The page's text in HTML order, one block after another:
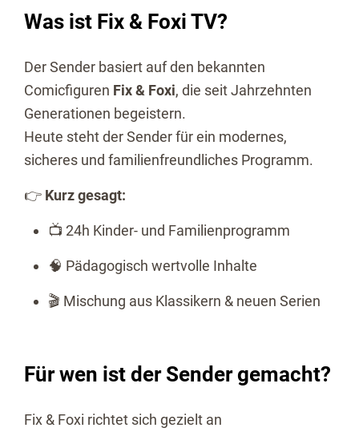
Was ist Fix & Foxi TV?
Der Sender basiert auf den bekannten
Comicfiguren Fix & Foxi, die seit Jahrzehnten
Generationen begeistern.
Heute steht der Sender für ein modernes,
sicheres und familienfreundliches Programm.
👉 Kurz gesagt:
📺 24h Kinder- und Familienprogramm
🧠 Pädagogisch wertvolle Inhalte
🎬 Mischung aus Klassikern & neuen Serien
Für wen ist der Sender gemacht?
Fix & Foxi richtet sich gezielt an